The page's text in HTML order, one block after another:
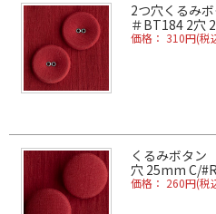
2つ穴くるみ
＃BT184 2穴
価格： 310円(税
くるみボタン
穴 25mm C/
価格： 260円(税